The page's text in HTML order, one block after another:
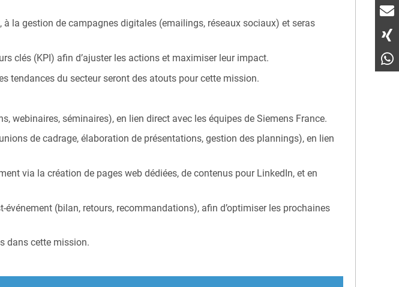
la gestion de campagnes digitales (emailings, réseaux sociaux) et seras
clés (KPI) afin d’ajuster les actions et maximiser leur impact.
tendances du secteur seront des atouts pour cette mission.
webinaires, séminaires), en lien direct avec les équipes de Siemens France.
de cadrage, élaboration de présentations, gestion des plannings), en lien
via la création de pages web dédiées, de contenus pour LinkedIn, et en
(bilan, retours, recommandations), afin d’optimiser les prochaines
dans cette mission.